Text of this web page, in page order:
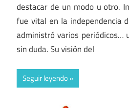
destacar de un modo u otro.
fue vital en la independencia
administró varios periódicos…
sin duda. Su visión del
Seguir leyendo